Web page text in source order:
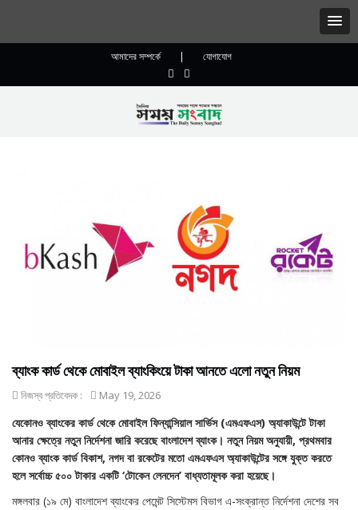
আমাদের সম্পর্কে | যোগাযোগ
ব্যাংক কার্ড থেকে মোবাইল ব্যাংকিংয়ে টাকা আনতে এলো নতুন নিয়ম
নিজস্ব প্রতিবেদক : May 19, 2026
যেকোনও ব্যাংকের কার্ড থেকে মোবাইল ফিন্যান্সিয়াল সার্ভিস (এমএফএস) অ্যাকাউন্টে টাকা
আনার ক্ষেত্রে নতুন নির্দেশনা জারি করেছে বাংলাদেশ ব্যাংক। নতুন নিয়ম অনুযায়ী, প্রথমবার
কোনও ব্যাংক কার্ড বিকাশ, নগদ বা রকেটের মতো এমএফএস অ্যাকাউন্টের সঙ্গে যুক্ত করতে
হলে সর্বোচ্চ ৫০০ টাকার একটি ‘টোকেন লেনদেন’ বাধ্যতামূলক করা হয়েছে।
মঙ্গলবার (১৯ মে) বাংলাদেশ ব্যাংকের পেমেন্ট সিস্টেমস বিভাগ এ-সংক্রান্ত নির্দেশনা দেশের সব